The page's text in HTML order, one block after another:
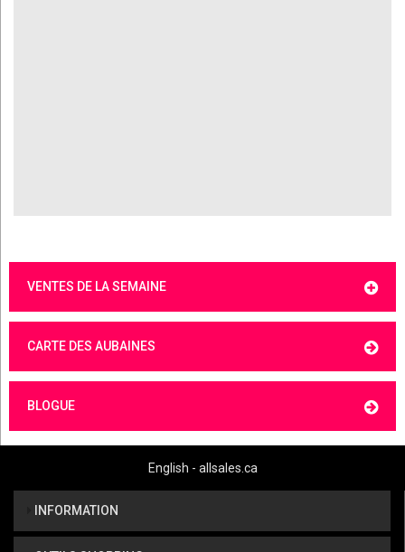
VENTES DE LA SEMAINE
CARTE DES AUBAINES
BLOGUE
English - allsales.ca
INFORMATION